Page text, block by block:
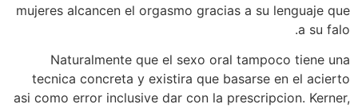
mujeres alcancen el orgasmo gracias a su lenguaje que
a su falo.
Naturalmente que el sexo oral tampoco tiene una
tecnica concreta y existira que basarse en el acierto
asi­ como error inclusive dar con la prescripcion. Kerner,